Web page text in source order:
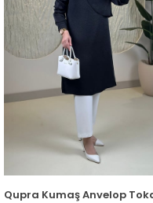
2003
Düğmeli Kadın Tunik
Qupra Kumaş Anvelop